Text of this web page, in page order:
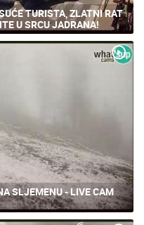
TURISTA, ZLATNI RAT
U SRCU JADRANA!
SLJEMENU - LIVE CAM